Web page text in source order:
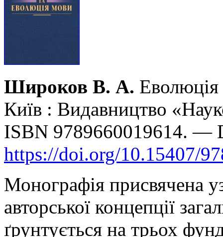
Широков В. А.
Київ : Видавництво
ISBN 9789660019614. —
https://doi.org/10.15407/
Монографія присвячена
авторської концепції
ґрунтується на трьох